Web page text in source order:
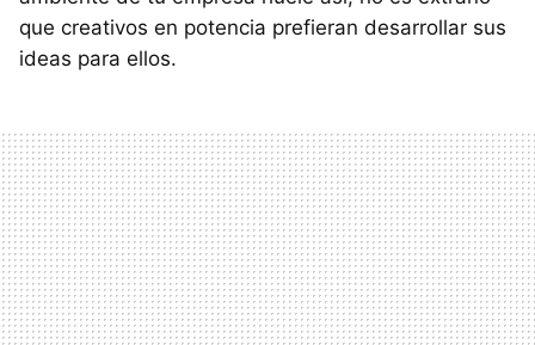
que creativos en potencia prefieran desarrollar sus
ideas para ellos.